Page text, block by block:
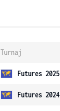
Turnaj
Futures 2025
Futures 2024